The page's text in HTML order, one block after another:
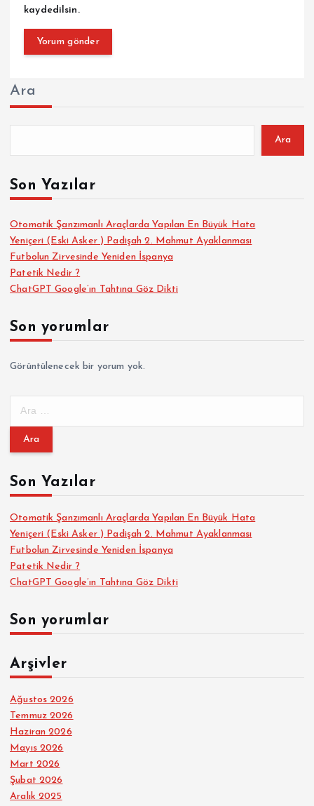
kaydedilsin.
Ara
Ara
Son Yazılar
Otomatik Şanzımanlı Araçlarda Yapılan En Büyük Hata
Yeniçeri (Eski Asker ) Padişah 2. Mahmut Ayaklanması
Futbolun Zirvesinde Yeniden İspanya
Patetik Nedir ?
ChatGPT Google’ın Tahtına Göz Dikti
Son yorumlar
Görüntülenecek bir yorum yok.
m
:Son Yazılar
Otomatik Şanzımanlı Araçlarda Yapılan En Büyük Hata
Yeniçeri (Eski Asker ) Padişah 2. Mahmut Ayaklanması
Futbolun Zirvesinde Yeniden İspanya
Patetik Nedir ?
ChatGPT Google’ın Tahtına Göz Dikti
Son yorumlar
Arşivler
Ağustos 2026
Temmuz 2026
Haziran 2026
Mayıs 2026
Mart 2026
Şubat 2026
Aralık 2025